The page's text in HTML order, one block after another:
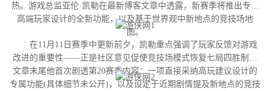
热。游戏总监亚伦·凯勒在最新博客文章中透露，新赛季将推出专为
高端玩家设计的全新功能，以及基于世界观中新地点的竞技场地
图。
在11月11日赛季中更新前夕，凯勒重点强调了玩家反馈对游戏
改进的重要性——正是社区意见促使竞技场模式恢复七局四胜制。
文章末尾他首次剧透第20赛季内容：一项直接采纳高玩建议设计的
专属功能(具体细节未公开)，以及设定于近期剧情提及新地点的竞技